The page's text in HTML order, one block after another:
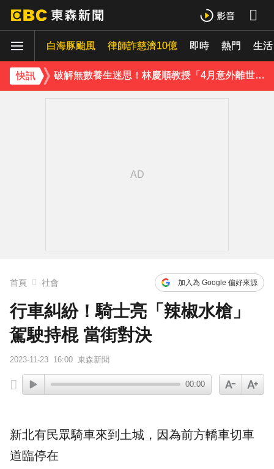
白海豚颱風 律師詐慈濟10億 即時 熱門 生活
快訊
白海豚暴風圈到家門口了！今晚起豪雨狂炸
破解無數養生迷思！林慶順教授「4月意外離世」女兒悲痛證實
首頁 社會 加入為 Google 偏好來源
行車糾紛！騎士亮「辣椒水槍」
駕駛持棍 當街對決
2023-11-23 16:00 東森新聞
00:00
新北有民眾騎車來到土城，因為前方轎車切車
道臨停在